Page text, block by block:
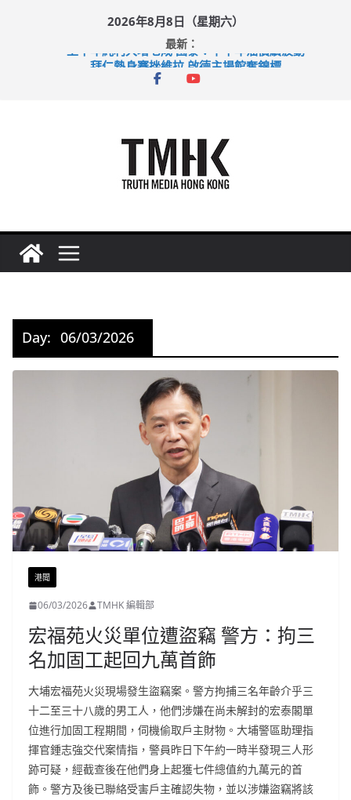
2026年8月8日（星期六）
最新：
上半年純利大增七成 國泰：下半年油價續波動
拜仁熱身賽挫維拉 啟德主場館奪錦標
性罪行修例獲九成支持 鄧炳強：爭取今屆任期內完成立法
Day: 06/03/2026
港聞
06/03/2026 TMHK 編輯部
宏福苑火災單位遭盜竊 警方：拘三
名加固工起回九萬首飾
大埔宏福苑火災現場發生盜竊案。警方拘捕三名年齡介乎三
十二至三十八歲的男工人，他們涉嫌在尚未解封的宏泰閣單
位進行加固工程期間，伺機偷取戶主財物。大埔警區助理指
揮官鍾志強交代案情指，警員昨日下午約一時半發現三人形
跡可疑，經截查後在他們身上起獲七件總值約九萬元的首
飾。警方及後已聯絡受害戶主確認失物，並以涉嫌盜竊將該